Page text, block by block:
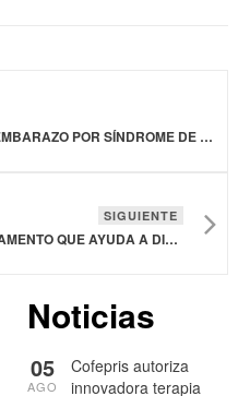
COMPLICACIONES EN EL EMBARAZO POR SÍNDROME DE QUILOMICRONEMIA FAMILIAR
SIGUIENTE
NOVARTIS DESARROLLA MEDICAMENTO QUE AYUDA A DISMINUIR EL CONSUMO DE COCAÍNA EN PERSONAS CON TRASTORNO CRÓNICO POR ESA SUSTANCIA
Noticias
Cofepris autoriza
innovadora terapia
05
AGO